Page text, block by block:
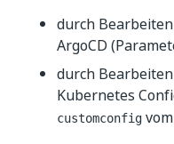
durch
ArgoCD
durch
Kubernetes
customconfig